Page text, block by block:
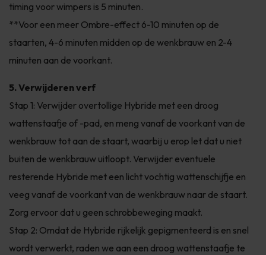
timing voor wimpers is 5 minuten.
**Voor een meer Ombre-effect 6-10 minuten op de
staarten, 4-6 minuten midden op de wenkbrauw en 2-4
minuten aan de voorkant.
5. Verwijderen verf
Stap 1: Verwijder overtollige Hybride met een droog
wattenstaafje of -pad, en meng vanaf de voorkant van de
wenkbrauw tot aan de staart, waarbij u erop let dat u niet
buiten de wenkbrauw uitloopt. Verwijder eventuele
resterende Hybride met een licht vochtig wattenschijfje en
veeg vanaf de voorkant van de wenkbrauw naar de staart.
Zorg ervoor dat u geen schrobbeweging maakt.
Stap 2: Omdat de Hybride rijkelijk gepigmenteerd is en snel
wordt verwerkt, raden we aan een droog wattenstaafje te